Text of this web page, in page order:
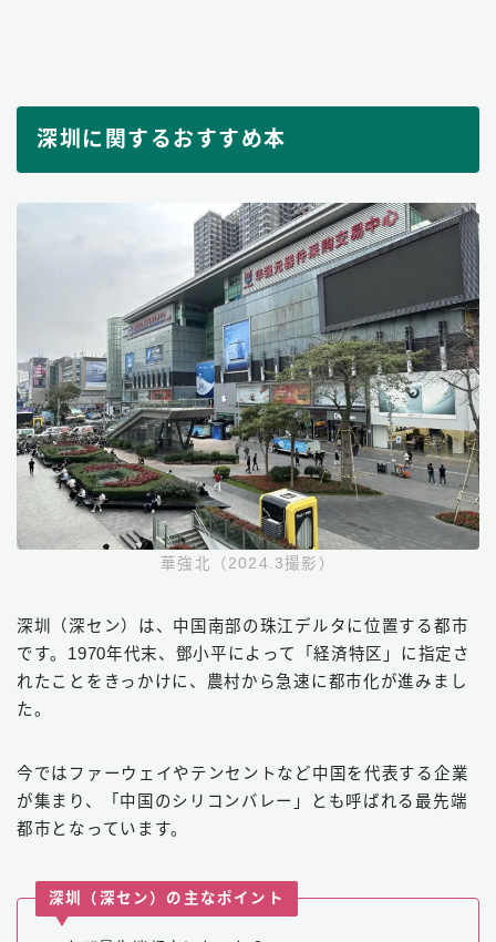
深圳に関するおすすめ本
華強北（2024.3撮影）
深圳（深セン）は、中国南部の珠江デルタに位置する都市
です。1970年代末、鄧小平によって「経済特区」に指定さ
れたことをきっかけに、農村から急速に都市化が進みまし
た。
今ではファーウェイやテンセントなど中国を代表する企業
が集まり、「中国のシリコンバレー」とも呼ばれる最先端
都市となっています。
深圳（深セン）の主なポイント